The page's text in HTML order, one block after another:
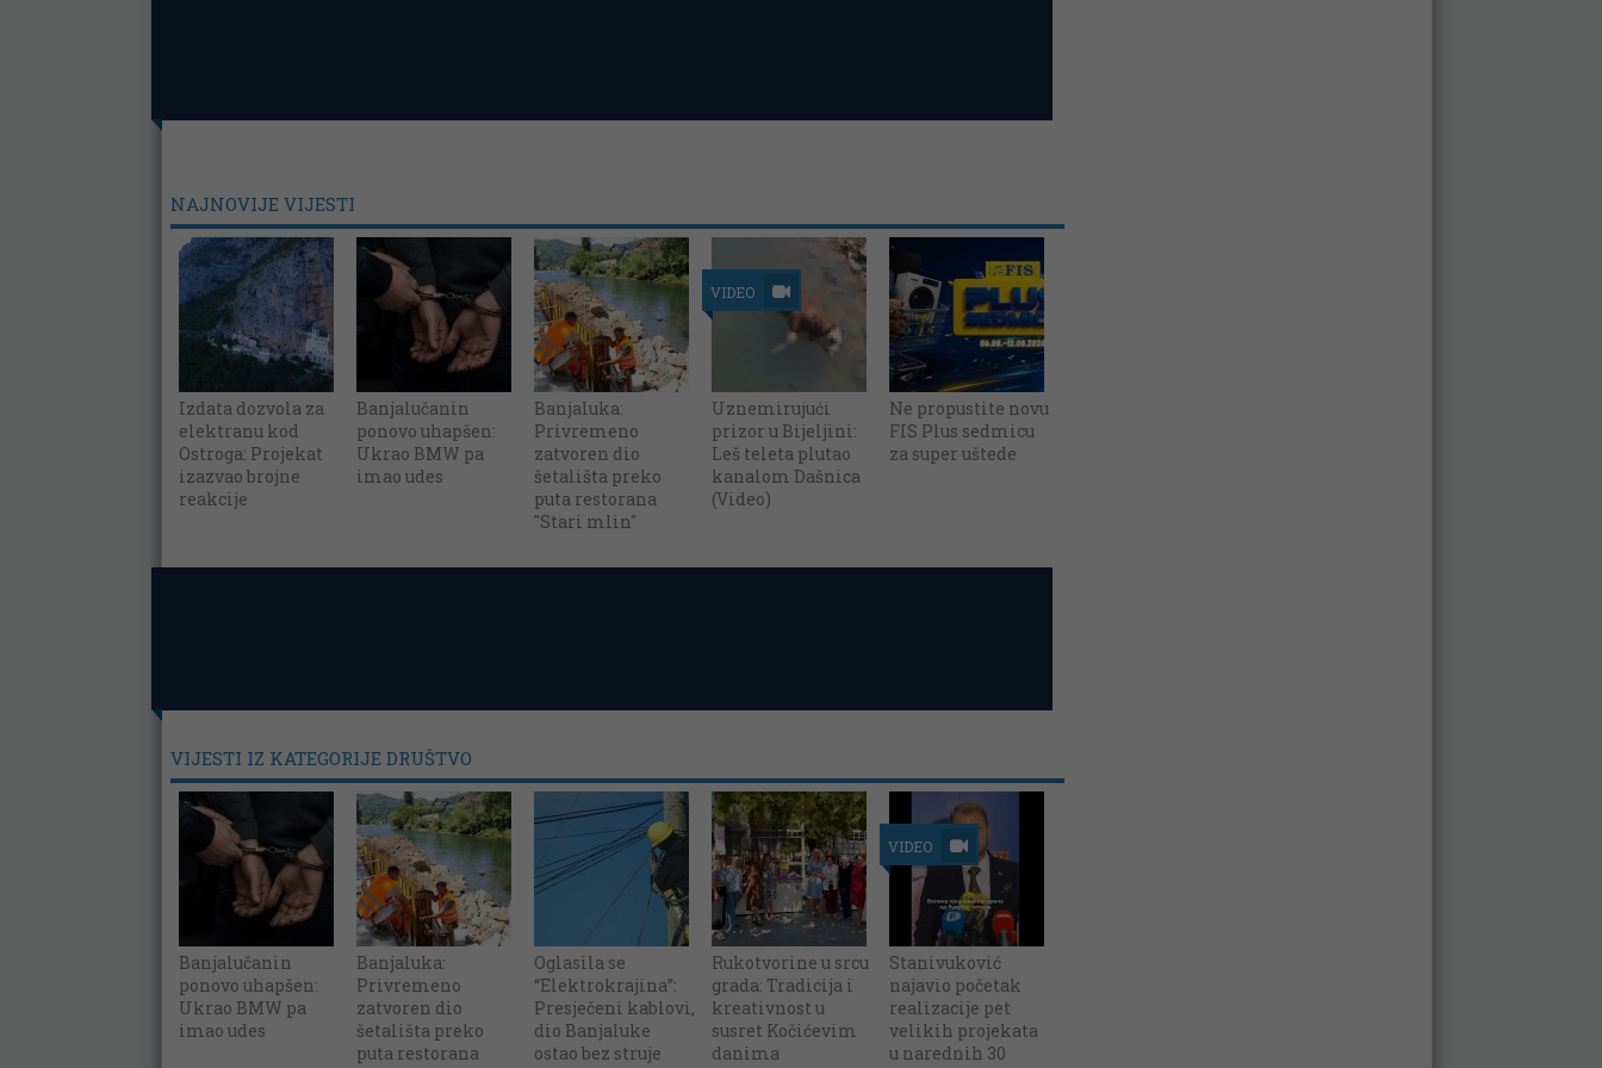
NAJNOVIJE VIJESTI
Izdata dozvola za
elektranu kod
Ostroga: Projekat
izazvao brojne
reakcije
Banjalučanin
ponovo uhapšen:
Ukrao BMW pa
imao udes
Banjaluka:
Privremeno
zatvoren dio
šetališta preko
puta restorana
"Stari mlin"
VIDEO
Uznemirujući
prizor u Bijeljini:
Leš teleta plutao
kanalom Dašnica
(Video)
Ne propustite novu
FIS Plus sedmicu
za super uštede
VIJESTI IZ KATEGORIJE DRUŠTVO
Banjalučanin
ponovo uhapšen:
Ukrao BMW pa
imao udes
Banjaluka:
Privremeno
zatvoren dio
šetališta preko
puta restorana
Oglasila se
“Elektrokrajina”:
Presječeni kablovi,
dio Banjaluke
ostao bez struje
Rukotvorine u srcu
grada: Tradicija i
kreativnost u
susret Kočićevim
danima
VIDEO
Stanivuković
najavio početak
realizacije pet
velikih projekata
u narednih 30